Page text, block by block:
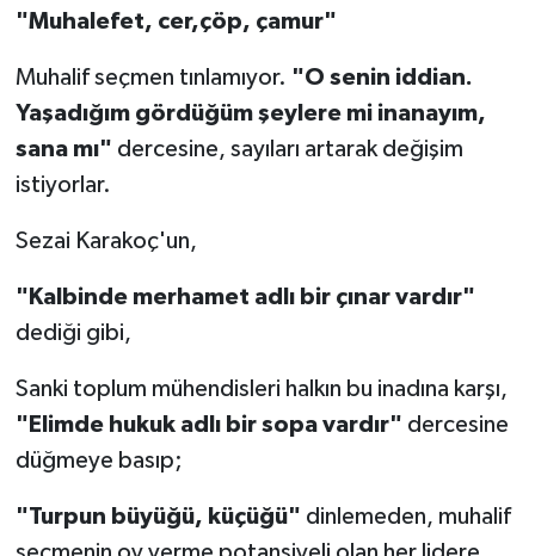
"Muhalefet, cer,çöp, çamur"
Muhalif seçmen tınlamıyor. "O senin iddian.
Yaşadığım gördüğüm şeylere mi inanayım,
sana mı" dercesine, sayıları artarak değişim
istiyorlar.
Sezai Karakoç'un,
"Kalbinde merhamet adlı bir çınar vardır"
dediği gibi,
Sanki toplum mühendisleri halkın bu inadına karşı,
"Elimde hukuk adlı bir sopa vardır" dercesine
düğmeye basıp;
"Turpun büyüğü, küçüğü" dinlemeden, muhalif